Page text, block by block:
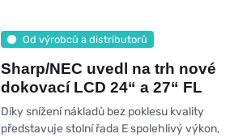
Od výrobců a distributorů
Sharp/NEC uvedl na trh nové
dokovací LCD 24“ a 27“ FL
Díky snížení nákladů bez poklesu kvality
představuje stolní řada E spolehlivý výkon,